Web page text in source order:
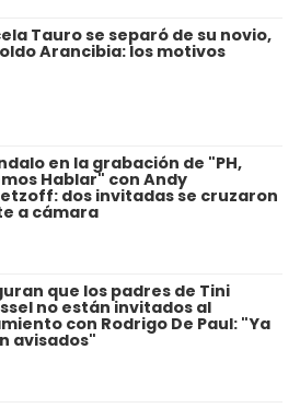
Tauro se separó de su novio,
Arancibia: los motivos
en la grabación de "PH,
Hablar" con Andy
dos invitadas se cruzaron
a cámara
que los padres de Tini
no están invitados al
con Rodrigo De Paul: "Ya
avisados"